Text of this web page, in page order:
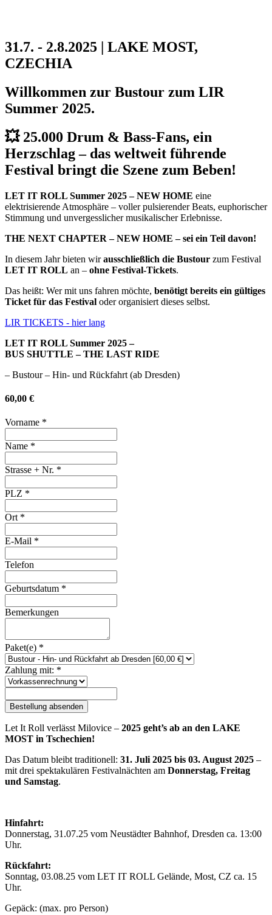
31.7. - 2.8.2025 | LAKE MOST,
CZECHIA
Willkommen zur Bustour zum LIR
Summer 2025.
💥 25.000 Drum & Bass-Fans, ein
Herzschlag – das weltweit führende
Festival bringt die Szene zum Beben!
LET IT ROLL Summer 2025 – NEW HOME eine
elektrisierende Atmosphäre – voller pulsierender Beats, euphorischer
Stimmung und unvergesslicher musikalischer Erlebnisse.
THE NEXT CHAPTER – NEW HOME – sei ein Teil davon!
In diesem Jahr bieten wirausschließlich die Bustour zum Festival
LET IT ROLL an – ohne Festival-Tickets.
Das heißt: Wer mit uns fahren möchte, benötigt bereits ein gültiges
Ticket für das Festival oder organisiert dieses selbst.
LIR TICKETS - hier lang
LET IT ROLL Summer 2025 –
BUS SHUTTLE – THE LAST RIDE
– Bustour – Hin- und Rückfahrt (ab Dresden)
60,00 €
Vorname *
Name *
Strasse + Nr. *
PLZ *
Ort *
E-Mail *
Telefon
Geburtsdatum *
Bemerkungen
Paket(e) *
Zahlung mit: *
Bestellung absenden
Let It Roll verlässt Milovice – 2025 geht’s ab an den LAKE
MOST in Tschechien!
Das Datum bleibt traditionell: 31. Juli 2025 bis 03. August 2025 –
mit drei spektakulären Festivalnächten am Donnerstag, Freitag
und Samstag.
Hinfahrt:
Donnerstag, 31.07.25 vom Neustädter Bahnhof, Dresden ca. 13:00
Uhr.
Rückfahrt:
Sonntag, 03.08.25 vom LET IT ROLL Gelände, Most, CZ ca. 15
Uhr.
Gepäck: (max. pro Person)